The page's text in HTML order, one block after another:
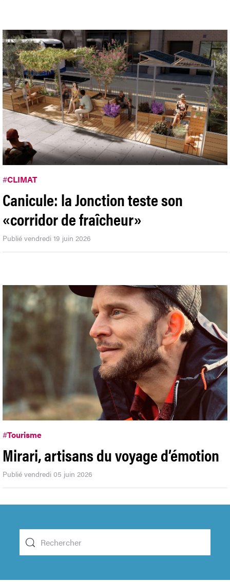
#CLIMAT
Canicule: la Jonction teste son
«corridor de fraîcheur»
Publié vendredi 19 juin 2026
#Tourisme
Mirari, artisans du voyage d’émotion
Publié vendredi 05 juin 2026